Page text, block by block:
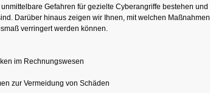
Gefahren für gezielte Cyberangriffe bestehen und
Darüber hinaus zeigen wir Ihnen, mit welchen Maßnahmen
verringert werden können.
im Rechnungswesen
zur Vermeidung von Schäden